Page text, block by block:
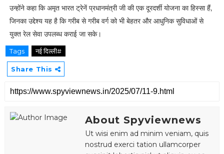
उन्होंने कहा कि अमृत भारत ट्रेनें प्रधानमंत्री जी की एक दूरदर्शी योजना का हिस्सा हैं,
जिनका उद्देश्य यह है कि गरीब से गरीब वर्ग को भी बेहतर और आधुनिक सुविधाओं से
युक्त रेल सेवा उपलब्ध कराई जा सके।
Tags नई दिल्ली#
Share This
About Spyviewnews
Ut wisi enim ad minim veniam, quis
nostrud exerci tation ullamcorper